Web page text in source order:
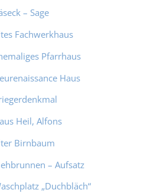
– Sage
Fachwerkhaus
Pfarrhaus
Haus
Heil, Alfons
Birnbaum
– Aufsatz
„Duchbläch“